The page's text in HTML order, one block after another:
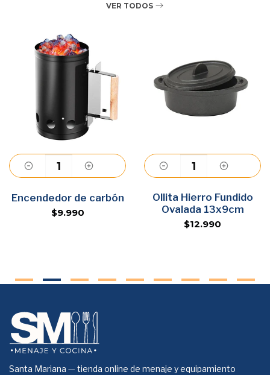
VER TODOS
Agregar
Encendedor de carbón
$9.990
Agregar
Ollita Hierro Fundido
Ovalada 13x9cm
$12.990
Santa Mariana — tienda online de menaje y equipamiento